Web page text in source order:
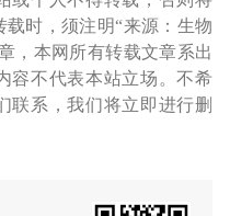
时，须注明“来源：生物
，本网所有转载文章系出
容不代表本站立场。不希
联系，我们将立即进行删